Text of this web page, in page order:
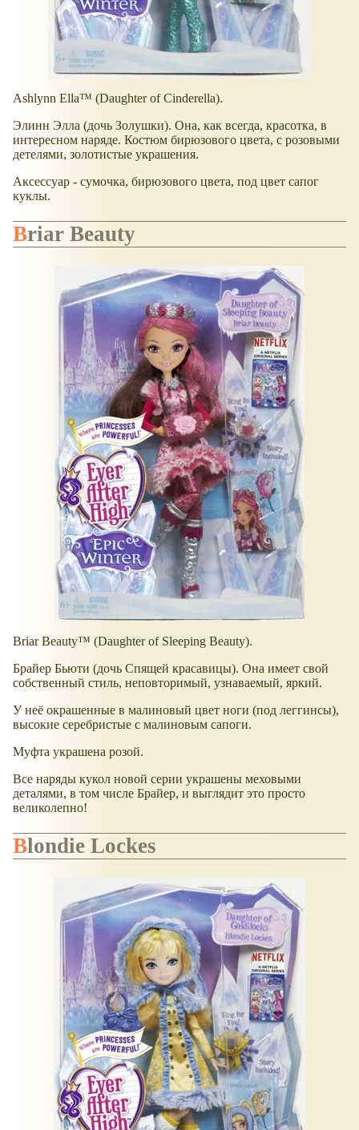
Ashlynn Ella™ (Daughter of Cinderella).
Элинн Элла (дочь Золушки). Она, как всегда, красотка, в
интересном наряде. Костюм бирюзового цвета, с розовыми
детелями, золотистые украшения.
Аксессуар - сумочка, бирюзового цвета, под цвет сапог
куклы.
Briar Beauty
Briar Beauty™ (Daughter of Sleeping Beauty).
Брайер Бьюти (дочь Спящей красавицы). Она имеет свой
собственный стиль, неповторимый, узнаваемый, яркий.
У неё окрашенные в малиновый цвет ноги (под леггинсы),
высокие серебристые с малиновым сапоги.
Муфта украшена розой.
Все наряды кукол новой серии украшены меховыми
деталями, в том числе Брайер, и выглядит это просто
великолепно!
Blondie Lockes